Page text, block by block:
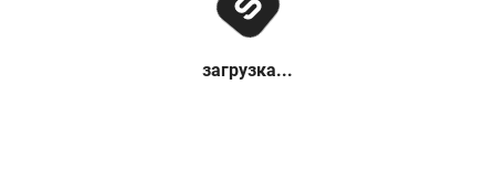
загрузка...